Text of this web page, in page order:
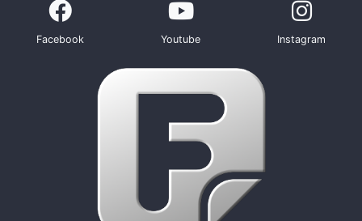
Facebook Youtube Instagram